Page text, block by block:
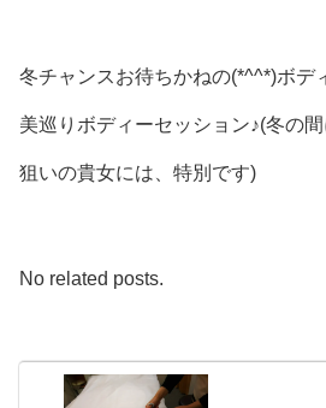
冬チャンスお待ちかねの(*^^*)ボデ
美巡りボディーセッション♪(冬の
狙いの貴女には、特別です)
No related posts.